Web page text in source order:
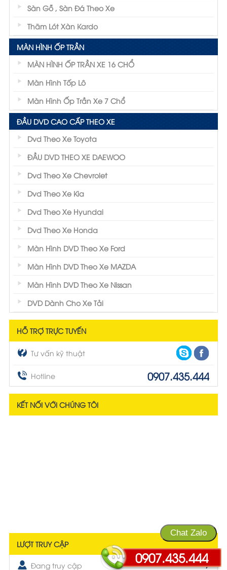
Sàn Gỗ , Sàn Đá Theo Xe
Thãm Lót Xàn Kardo
MÀN HÌNH ỐP TRẦN
MÀN HÌNH ỐP TRẦN XE 16 CHỔ
Màn Hình Tốp Lô
Màn Hình Ốp Trần Xe 7 Chổ
ĐẦU DVD CAO CẤP THEO XE
Dvd Theo Xe Toyota
ĐẦU DVD THEO XE DAEWOO
Dvd Theo Xe Chevrolet
Dvd Theo Xe Kia
Dvd Theo Xe Hyundai
Dvd Theo Xe Honda
Màn Hình DVD Theo Xe Ford
Màn Hình DVD Theo Xe MAZDA
Màn Hình DVD Theo Xe Nissan
DVD Dành Cho Xe Tải
HỖ TRỢ TRỰC TUYẾN
Tư vấn kỹ thuật
Hotline 0907.435.444
KẾT NỐI VỚI CHÚNG TÔI
LƯỢT TRUY CẬP
Đang truy cập 7
0907.435.444
Chat Zalo